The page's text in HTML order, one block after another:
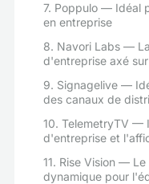
7. Poppulo — Idéal
en entreprise
8. Navori Labs —
d'entreprise axé
9. Signagelive —
des canaux de
10. TelemetryTV —
d'entreprise et
11. Rise Vision —
dynamique pour